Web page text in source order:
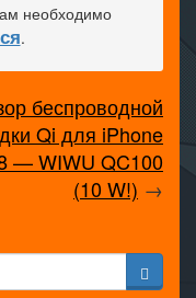
необходимо
.
беспроводной
Qi для iPhone
— WIWU QC100
(10 W!) →